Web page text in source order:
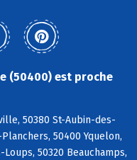
(50400) est proche
50380 St-Aubin-des-
50400 Yquelon,
50320 Beauchamps,